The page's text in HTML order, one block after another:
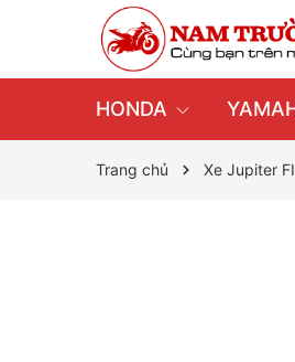
HONDA
Trang chủ Xe Jupiter FI